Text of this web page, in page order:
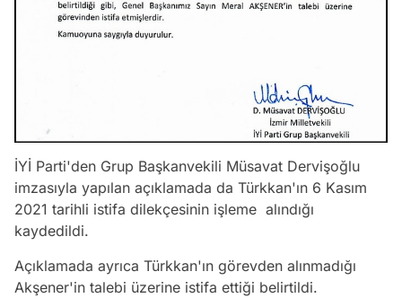
İYİ Parti'den Grup Başkanvekili Müsavat Dervişoğlu
imzasıyla yapılan açıklamada da Türkkan'ın 6 Kasım
2021 tarihli istifa dilekçesinin işleme alındığı
kaydedildi.
Açıklamada ayrıca Türkkan'ın görevden alınmadığı
Akşener'in talebi üzerine istifa ettiği belirtildi.